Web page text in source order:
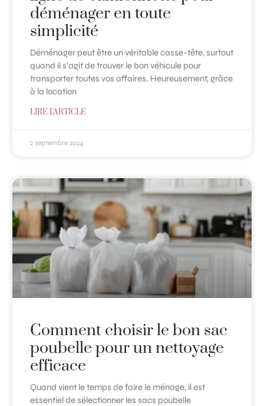
déménager en toute
simplicité
Déménager peut être un véritable casse-tête, surtout
quand il s’agit de trouver le bon véhicule pour
transporter toutes vos affaires. Heureusement, grâce
à la location
LIRE L'ARTICLE
2 septembre 2024
Comment choisir le bon sac
poubelle pour un nettoyage
efficace
Quand vient le temps de faire le ménage, il est
essentiel de sélectionner les sacs poubelle